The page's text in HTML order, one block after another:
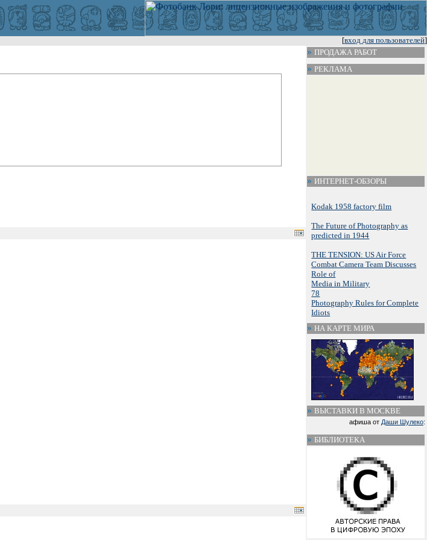
[вход для пользователей]
ПРОДАЖА РАБОТ
РЕКЛАМА
ИНТЕРНЕТ-ОБЗОРЫ
Kodak 1958 factory film
The Future of Photography as
predicted in 1944
THE TENSION: US Air Force
Combat Camera Team Discusses
Role of
Media in Military
78
Photography Rules for Complete
Idiots
НА КАРТЕ МИРА
ВЫСТАВКИ В МОСКВЕ
афиша от Даши Шулеко:
БИБЛИОТЕКА